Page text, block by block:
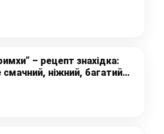
– рецепт знахідка:
ніжний, багатий
“на швидку руку”